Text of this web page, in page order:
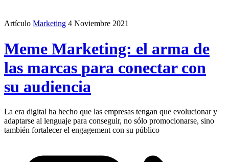
Artículo Marketing 4 Noviembre 2021
Meme Marketing: el arma de
las marcas para conectar con
su audiencia
La era digital ha hecho que las empresas tengan que evolucionar y
adaptarse al lenguaje para conseguir, no sólo promocionarse, sino
también fortalecer el engagement con su público